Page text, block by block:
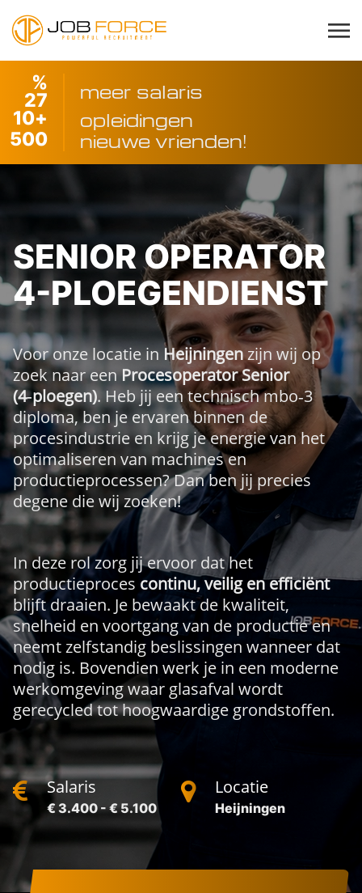
%
27
meer salaris
+
10
opleidingen
500
nieuwe vrienden!
SENIOR OPERATOR
4-PLOEGENDIENST
Voor onze locatie in Heijningenzijn wij op
zoek naar eenProcesoperator Senior
(4‑ploegen). Heb jij een technisch mbo‑3
diploma, ben je ervaren binnen de
procesindustrie en krijg je energie van het
optimaliseren van machines en
productieprocessen? Dan ben jij precies
degene die wij zoeken!
In deze rol zorg jij ervoor dat het
productieproces continu, veilig en efficiënt
blijft draaien. Je bewaakt de kwaliteit,
snelheid en voortgang van de productie en
neemt zelfstandig beslissingen wanneer dat
nodig is. Bovendien werk je in een moderne
werkomgeving waar glasafval wordt
gerecycled tot hoogwaardige grondstoffen.
Salaris
€ 3.400 - € 5.100
Locatie
Heijningen